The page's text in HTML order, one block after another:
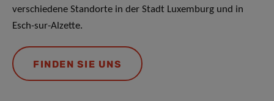
verschiedene Standorte in der Stadt Luxemburg und in
Esch-sur-Alzette.
FINDEN SIE UNS